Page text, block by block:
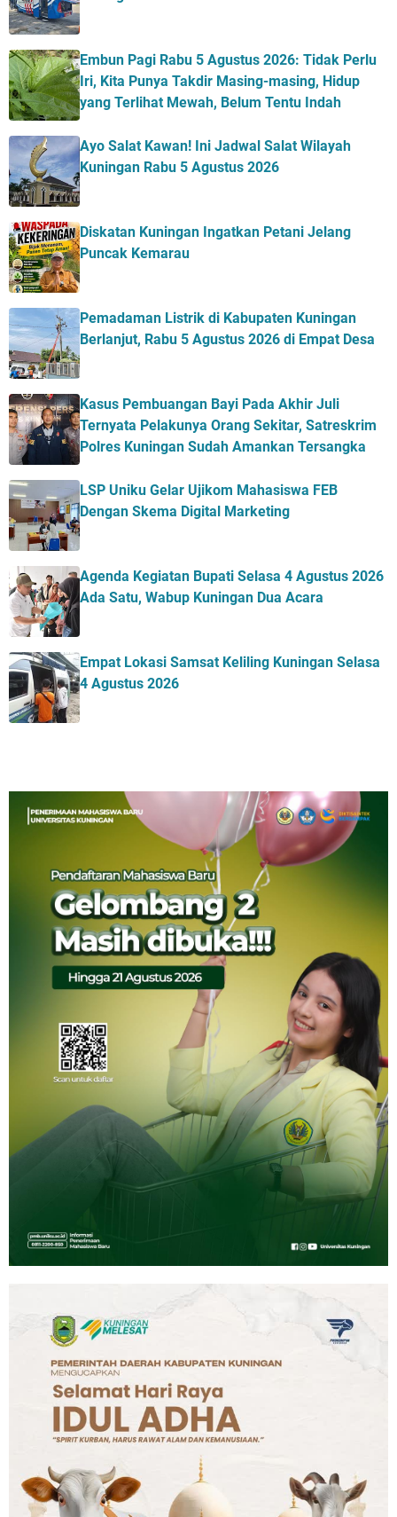
Embun Pagi Rabu 5 Agustus 2026: Tidak Perlu
Iri, Kita Punya Takdir Masing-masing, Hidup
yang Terlihat Mewah, Belum Tentu Indah
Ayo Salat Kawan! Ini Jadwal Salat Wilayah
Kuningan Rabu 5 Agustus 2026
Diskatan Kuningan Ingatkan Petani Jelang
Puncak Kemarau
Pemadaman Listrik di Kabupaten Kuningan
Berlanjut, Rabu 5 Agustus 2026 di Empat Desa
Kasus Pembuangan Bayi Pada Akhir Juli
Ternyata Pelakunya Orang Sekitar, Satreskrim
Polres Kuningan Sudah Amankan Tersangka
LSP Uniku Gelar Ujikom Mahasiswa FEB
Dengan Skema Digital Marketing
Agenda Kegiatan Bupati Selasa 4 Agustus 2026
Ada Satu, Wabup Kuningan Dua Acara
Empat Lokasi Samsat Keliling Kuningan Selasa
4 Agustus 2026